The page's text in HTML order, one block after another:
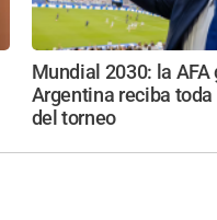
Mundial 2030: la AFA
Argentina reciba toda
del torneo